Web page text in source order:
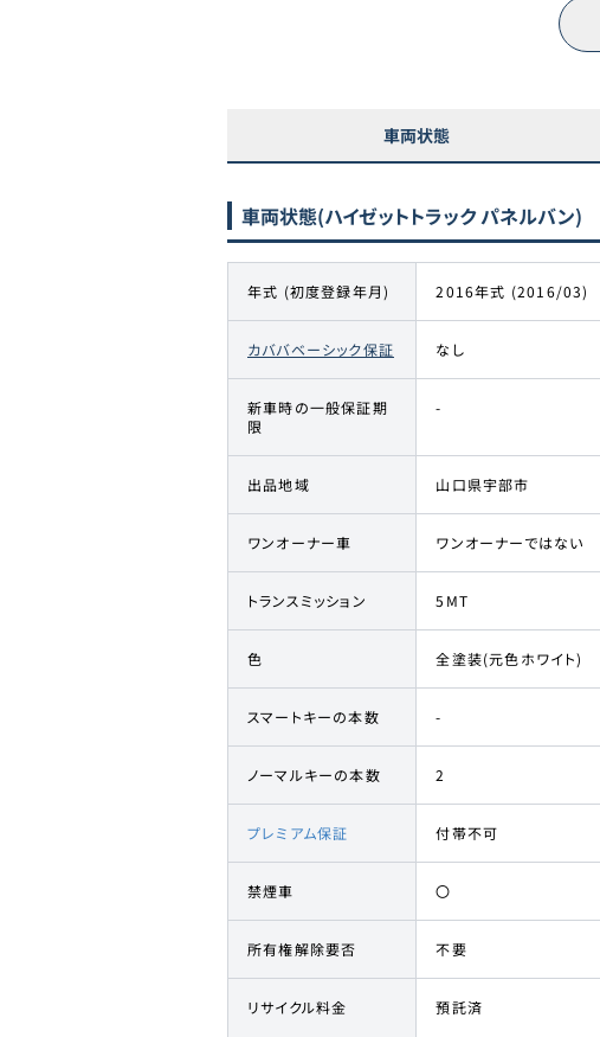
車両状態
車両状態(ハイゼットトラック パネルバン)
年式 (初度登録年月) 2016年式 (2016/03)
カババベーシック保証 なし
新車時の一般保証期
限
-
出品地域 山口県宇部市
ワンオーナー車 ワンオーナーではない
トランスミッション 5MT
色 全塗装(元色ホワイト)
スマートキーの本数 -
ノーマルキーの本数 2
プレミアム保証 付帯不可
禁煙車 〇
所有権解除要否 不要
リサイクル料金 預託済